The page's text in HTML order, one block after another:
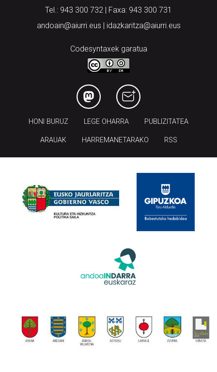
Tel.: 943 300 732 | Faxa: 943 300 731
andoain@aiurri.eus | idazkaritza@aiurri.eus
Codesyntaxek garatua
HONI BURUZ LEGE OHARRA PUBLIZITATEA
ARAUAK HARREMANETARAKO RSS